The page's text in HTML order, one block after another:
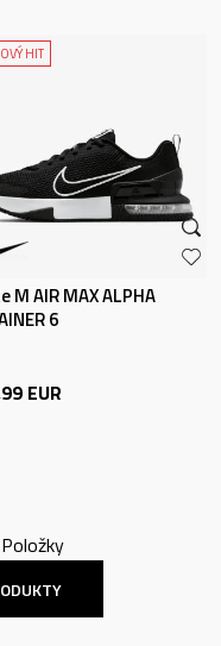
HIT
M AIR MAX ALPHA
6
EUR
Položky